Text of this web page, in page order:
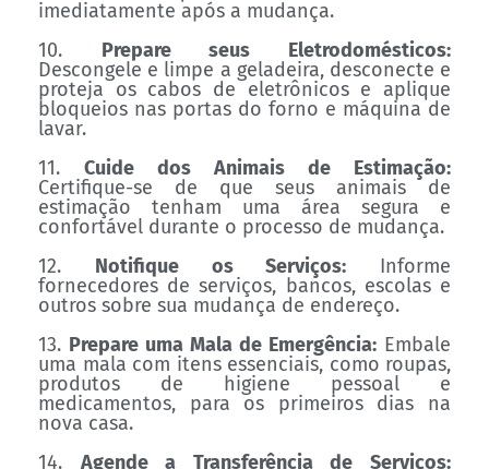
imediatamente após a mudança.
10. Prepare seus Eletrodomésticos:
Descongele e limpe a geladeira, desconecte e
proteja os cabos de eletrônicos e aplique
bloqueios nas portas do forno e máquina de
lavar.
11. Cuide dos Animais de Estimação:
Certifique-se de que seus animais de
estimação tenham uma área segura e
confortável durante o processo de mudança.
12. Notifique os Serviços: Informe
fornecedores de serviços, bancos, escolas e
outros sobre sua mudança de endereço.
13. Prepare uma Mala de Emergência: Embale
uma mala com itens essenciais, como roupas,
produtos de higiene pessoal e
medicamentos, para os primeiros dias na
nova casa.
14. Agende a Transferência de Serviços: